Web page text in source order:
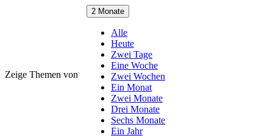
Zeige Themen von
2 Monate
Alle
Heute
Zwei Tage
Eine Woche
Zwei Wochen
Ein Monat
Zwei Monate
Drei Monate
Sechs Monate
Ein Jahr